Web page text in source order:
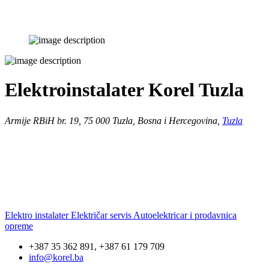
Elektroinstalater Korel Tuzla
Armije RBiH br. 19, 75 000 Tuzla, Bosna i Hercegovina, Tuzla
Elektro instalater Električar servis Autoelektricar i prodavnica
opreme
+387 35 362 891, +387 61 179 709
info@korel.ba